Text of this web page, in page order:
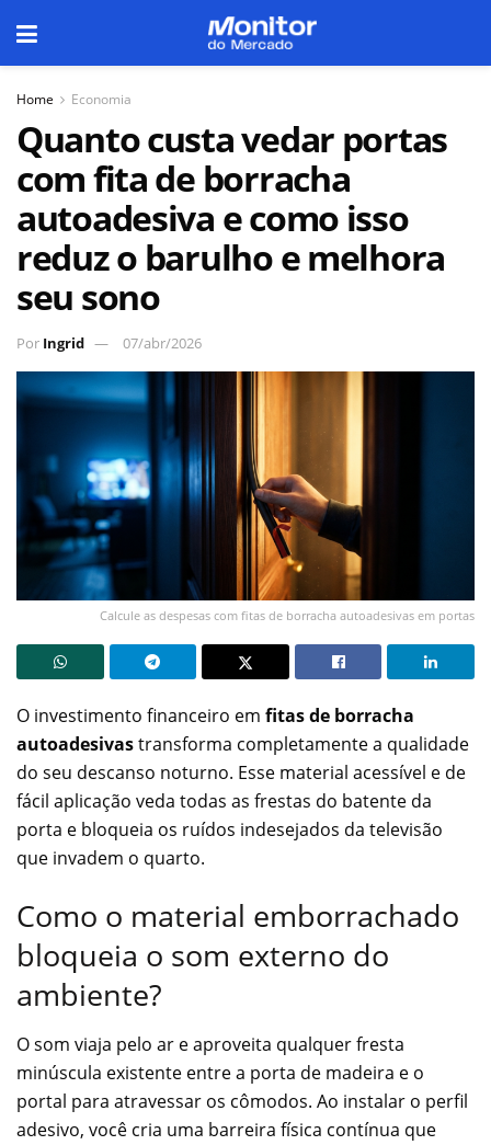
Home Economia
Quanto custa vedar portas
com fita de borracha
autoadesiva e como isso
reduz o barulho e melhora
seu sono
Por Ingrid 07/abr/2026
Calcule as despesas com fitas de borracha autoadesivas em portas
O investimento financeiro em fitas de borracha
autoadesivastransforma completamente a qualidade
do seu descanso noturno. Esse material acessível e de
fácil aplicação veda todas as frestas do batente da
porta e bloqueia os ruídos indesejados da televisão
que invadem o quarto.
Como o material emborrachado
bloqueia o som externo do
ambiente?
O som viaja pelo ar e aproveita qualquer fresta
minúscula existente entre a porta de madeira e o
portal para atravessar os cômodos. Ao instalar o perfil
adesivo, você cria uma barreira física contínua que